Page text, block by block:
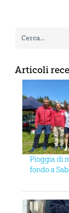
Articoli
Pioggia di
fondo a